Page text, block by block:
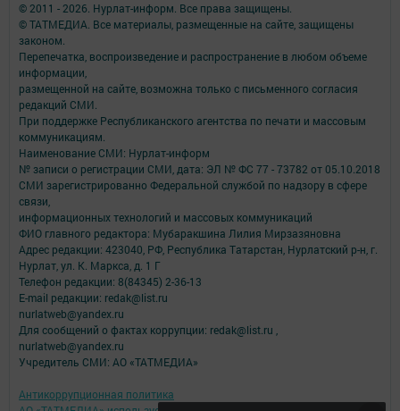
© 2011 - 2026. Нурлат-⁠информ. Все права защищены.
© ТАТМЕДИА. Все материалы, размещенные на сайте, защищены
законом.
Перепечатка, воспроизведение и распространение в любом объеме
информации,
размещенной на сайте, возможна только с письменного согласия
редакций СМИ.
При поддержке Республиканского агентства по печати и массовым
коммуникациям.
Наименование СМИ: Нурлат-⁠информ
№ записи о регистрации СМИ, дата: ЭЛ № ФС 77 -⁠ 73782 от 05.10.2018
СМИ зарегистрированно Федеральной службой по надзору в сфере
связи,
информационных технологий и массовых коммуникаций
ФИО главного редактора: Мубаракшина Лилия Мирзазяновна
Адрес редакции: 423040, РФ, Республика Татарстан, Нурлатский р-н, г.
Нурлат, ул. К. Маркса, д. 1 Г
Телефон редакции: 8(84345) 2-36-13
E-mail редакции: redak@list.ru
nurlatweb@yandex.ru
Для сообщений о фактах коррупции: redak@list.ru ,
nurlatweb@yandex.ru
Учредитель СМИ: АО «ТАТМЕДИА»
Антикоррупционная политика